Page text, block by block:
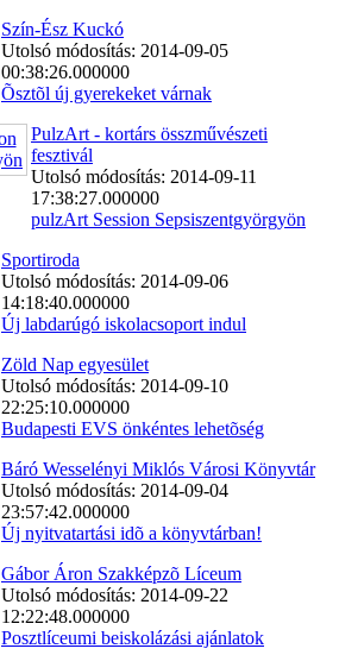
Szín-Ész Kuckó
Utolsó módosítás: 2014-09-05
00:38:26.000000
Õsztõl új gyerekeket várnak
PulzArt - kortárs összművészeti
fesztivál
Utolsó módosítás: 2014-09-11
17:38:27.000000
pulzArt Session Sepsiszentgyörgyön
Sportiroda
Utolsó módosítás: 2014-09-06
14:18:40.000000
Új labdarúgó iskolacsoport indul
Zöld Nap egyesület
Utolsó módosítás: 2014-09-10
22:25:10.000000
Budapesti EVS önkéntes lehetõség
Báró Wesselényi Miklós Városi Könyvtár
Utolsó módosítás: 2014-09-04
23:57:42.000000
Új nyitvatartási idõ a könyvtárban!
Gábor Áron Szakképzõ Líceum
Utolsó módosítás: 2014-09-22
12:22:48.000000
Posztlíceumi beiskolázási ajánlatok